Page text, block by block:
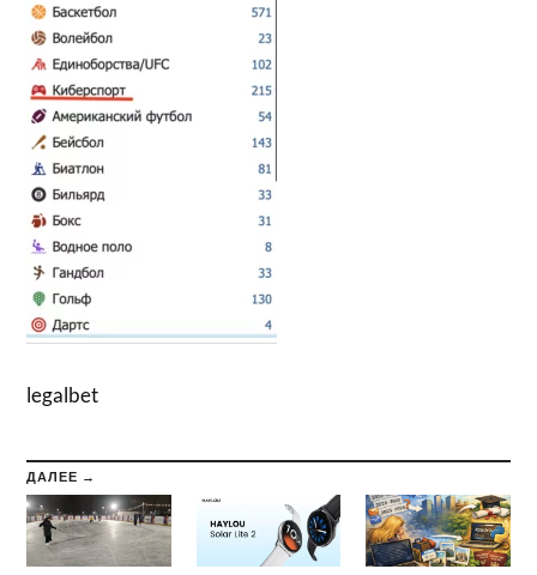
legalbet
ДАЛЕЕ →